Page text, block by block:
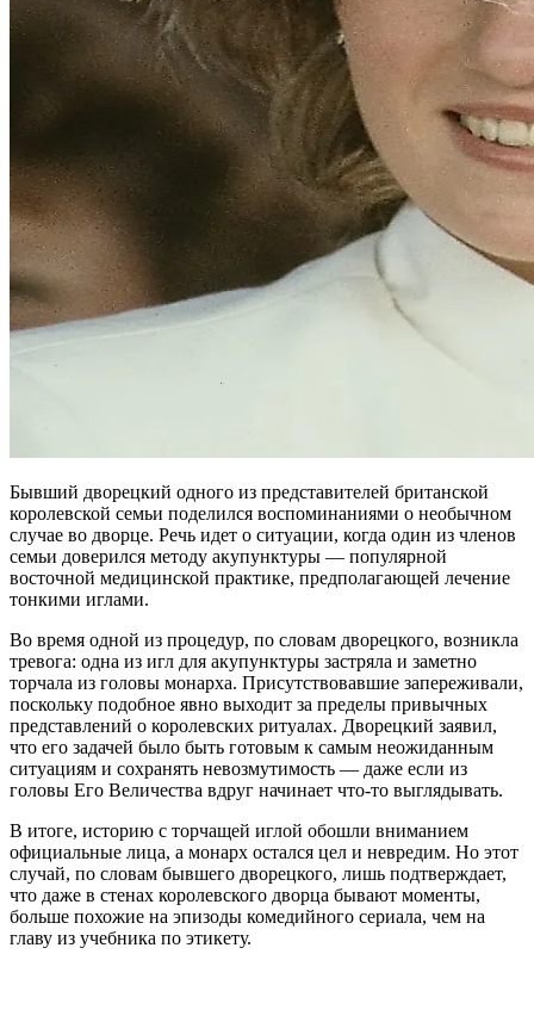
Бывший дворецкий одного из представителей британской
королевской семьи поделился воспоминаниями о необычном
случае во дворце. Речь идет о ситуации, когда один из членов
семьи доверился методу акупунктуры — популярной
восточной медицинской практике, предполагающей лечение
тонкими иглами.
Во время одной из процедур, по словам дворецкого, возникла
тревога: одна из игл для акупунктуры застряла и заметно
торчала из головы монарха. Присутствовавшие запереживали,
поскольку подобное явно выходит за пределы привычных
представлений о королевских ритуалах. Дворецкий заявил,
что его задачей было быть готовым к самым неожиданным
ситуациям и сохранять невозмутимость — даже если из
головы Его Величества вдруг начинает что-то выглядывать.
В итоге, историю с торчащей иглой обошли вниманием
официальные лица, а монарх остался цел и невредим. Но этот
случай, по словам бывшего дворецкого, лишь подтверждает,
что даже в стенах королевского дворца бывают моменты,
больше похожие на эпизоды комедийного сериала, чем на
главу из учебника по этикету.